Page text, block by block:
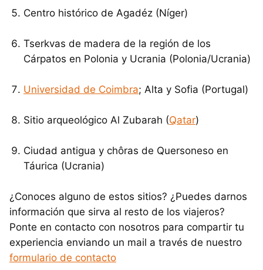
Centro histórico de Agadéz (Níger)
Tserkvas de madera de la región de los
Cárpatos en Polonia y Ucrania (Polonia/Ucrania)
Universidad de Coimbra; Alta y Sofia (Portugal)
Sitio arqueológico Al Zubarah (Qatar)
Ciudad antigua y chôras de Quersoneso en
Táurica (Ucrania)
¿Conoces alguno de estos sitios? ¿Puedes darnos
información que sirva al resto de los viajeros?
Ponte en contacto con nosotros para compartir tu
experiencia enviando un mail a través de nuestro
formulario de contacto